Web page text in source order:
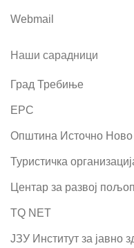
Webmail
Наши сарадници
Град Требиње
ЕРС
Општина Источно Ново
Туристичка
Центар за развој
TQ NET
ЈЗУ Институт за јавно